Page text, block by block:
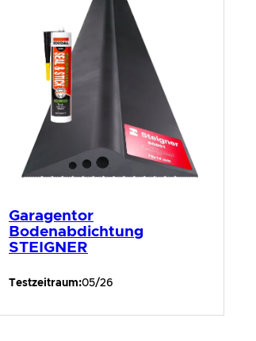
Garagentor
Bodenabdichtung
STEIGNER
Testzeitraum:05/26